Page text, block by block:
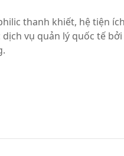
thanh khiết, hệ tiện
dịch vụ quản lý quốc tế